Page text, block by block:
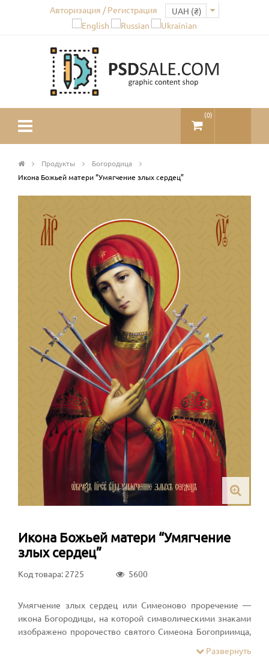
Авторизация / Регистрация
(0)
Продукты
Богородица
Икона Божьей матери “Умягчение злых сердец”
Икона Божьей матери “Умягчение
злых сердец”
Код товара: 2725 5600
Умягчение злых сердец или Симеоново проречение —
икона Богородицы, на которой символическими знаками
изображено пророчество святого Симеона Богоприимца,
Развернуть